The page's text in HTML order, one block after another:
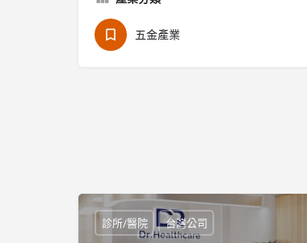
五金產業
診所/醫院 台灣公司